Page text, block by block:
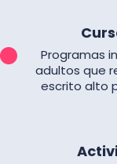
Programas
adultos que
escrito alto